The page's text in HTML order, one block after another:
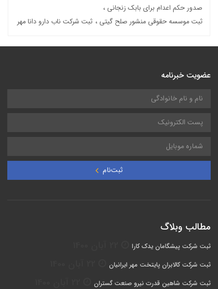
صدور حکم اعدام برای بابک زنجانی
ثبت موسسه حقوقی منشور صلح گیتی
ثبت شرکت ناب دارو دانا مهر
عضویت خبرنامه
ثبت‌نام
مطالب وبلاگ
ثبت شرکت پیشگامان یدک کارا
ثبت شرکت کالابران پایتخت مهر ایرانیان
ثبت شرکت شاهین قدرت نیرو صنعت گستران